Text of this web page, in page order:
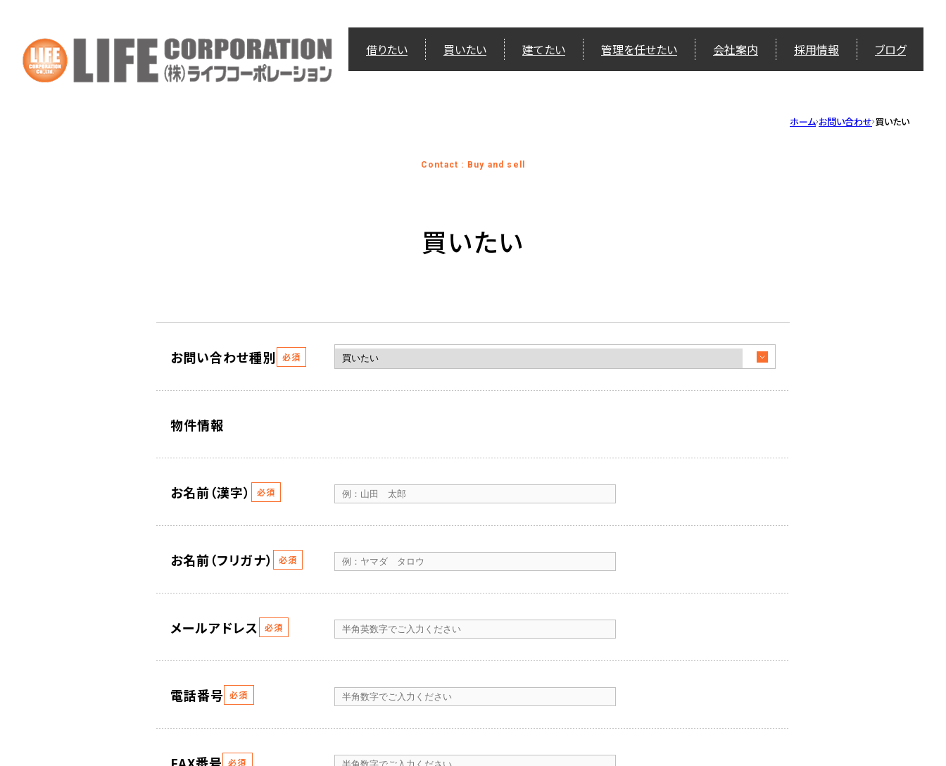
借りたい 買いたい 建てたい 管理を任せたい 会社案内 採用情報 ブログ
ホーム お問い合わせ 買いたい
Contact : Buy and sell
買いたい
お問い合わせ種別 必須
物件情報
お名前（漢字） 必須
お名前（フリガナ） 必須
メールアドレス 必須
電話番号 必須
必須